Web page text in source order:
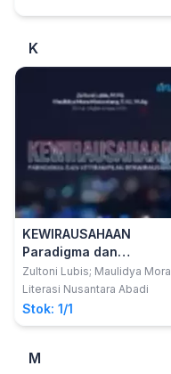
K
KEWIRAUSAHAAN
Paradigma dan
Keterampilan
Berwirausaha
Zultoni Lubis; Maulidya Mora
Matondang
Literasi Nusantara Abadi
Stok: 1/1
M